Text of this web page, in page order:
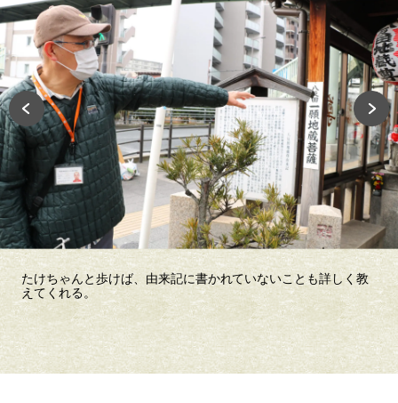
んと歩けば、由来記に書かれていないことも詳しく教
る。
手前